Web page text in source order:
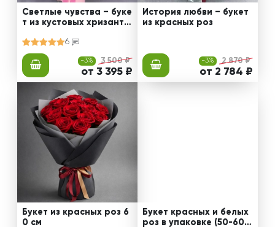
Светлые чувства – буке
т из кустовых хризанте
6
-3% 3 500 ₽
от 3 395 ₽
История любви – букет
из красных роз
-3% 2 870 ₽
от 2 784 ₽
Букет из красных роз 6
0 см
Букет красных и белых
роз в упаковке (50-60 с